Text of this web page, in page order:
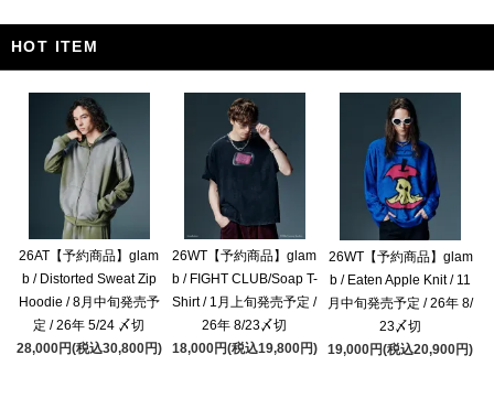
HOT ITEM
26AT【予約商品】glam
b / Distorted Sweat Zip
Hoodie / 8月中旬発売予
定 / 26年 5/24 〆切
28,000円(税込30,800円)
26WT【予約商品】glam
b / FIGHT CLUB/Soap T-
Shirt / 1月上旬発売予定 /
26年 8/23〆切
18,000円(税込19,800円)
26WT【予約商品】glam
b / Eaten Apple Knit / 11
月中旬発売予定 / 26年 8/
23〆切
19,000円(税込20,900円)